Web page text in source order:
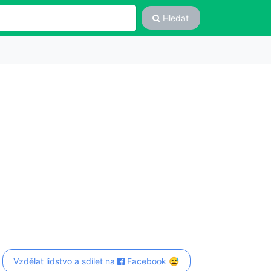
Hledat
Vzdělat lidstvo a sdílet na Facebook 😅